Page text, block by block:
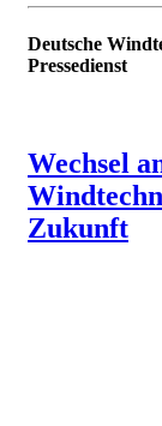
Deutsche
Pressedienst
Wechsel
Zukunft